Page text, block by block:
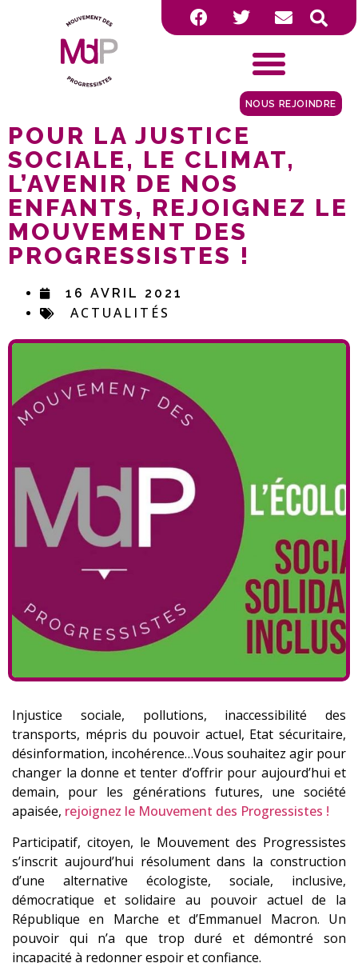
NOUS REJOINDRE
POUR LA JUSTICE
SOCIALE, LE CLIMAT,
L’AVENIR DE NOS
ENFANTS, REJOIGNEZ LE
MOUVEMENT DES
PROGRESSISTES !
16 AVRIL 2021
ACTUALITÉS
Injustice sociale, pollutions, inaccessibilité des
transports, mépris du pouvoir actuel, Etat sécuritaire,
désinformation, incohérence…Vous souhaitez agir pour
changer la donne et tenter d’offrir pour aujourd’hui et
demain, pour les générations futures, une société
apaisée, rejoignez le Mouvement des Progressistes !
Participatif, citoyen, le Mouvement des Progressistes
s’inscrit aujourd’hui résolument dans la construction
d’une alternative écologiste, sociale, inclusive,
démocratique et solidaire au pouvoir actuel de la
République en Marche et d’Emmanuel Macron. Un
pouvoir qui n’a que trop duré et démontré son
incapacité à redonner espoir et confiance.